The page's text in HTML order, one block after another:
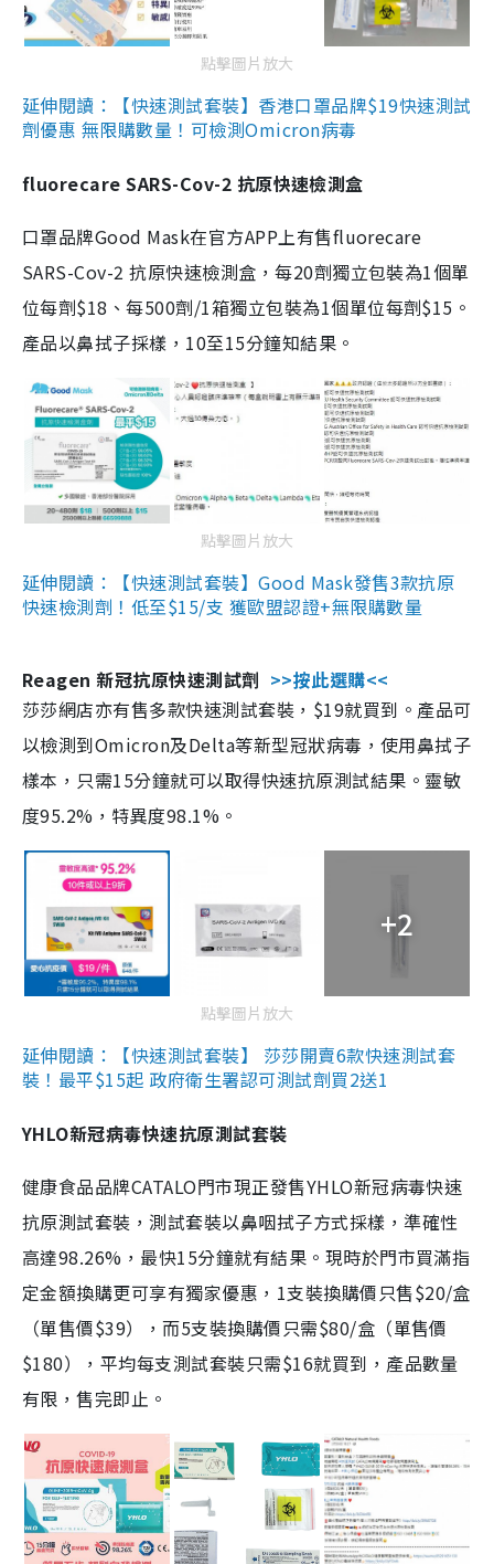
點擊圖片放大
延伸閱讀：【快速測試套裝】香港口罩品牌$19快速測試
劑優惠 無限購數量！可檢測Omicron病毒
fluorecare SARS-Cov-2 抗原快速檢測盒
口罩品牌Good Mask在官方APP上有售fluorecare
SARS-Cov-2 抗原快速檢測盒，每20劑獨立包裝為1個單
位每劑$18、每500劑/1箱獨立包裝為1個單位每劑$15。
產品以鼻拭子採樣，10至15分鐘知結果。
點擊圖片放大
延伸閱讀：【快速測試套裝】Good Mask發售3款抗原
快速檢測劑！低至$15/支 獲歐盟認證+無限購數量
Reagen 新冠抗原快速測試劑 >>按此選購<<
莎莎網店亦有售多款快速測試套裝，$19就買到。產品可
以檢測到Omicron及Delta等新型冠狀病毒，使用鼻拭子
樣本，只需15分鐘就可以取得快速抗原測試結果。靈敏
度95.2%，特異度98.1%。
+2
點擊圖片放大
延伸閱讀：【快速測試套裝】 莎莎開賣6款快速測試套
裝！最平$15起 政府衛生署認可測試劑買2送1
YHLO新冠病毒快速抗原測試套裝
健康食品品牌CATALO門市現正發售YHLO新冠病毒快速
抗原測試套裝，測試套裝以鼻咽拭子方式採樣，準確性
高達98.26%，最快15分鐘就有結果。現時於門市買滿指
定金額換購更可享有獨家優惠，1支裝換購價只售$20/盒
（單售價$39），而5支裝換購價只需$80/盒（單售價
$180），平均每支測試套裝只需$16就買到，產品數量
有限，售完即止。